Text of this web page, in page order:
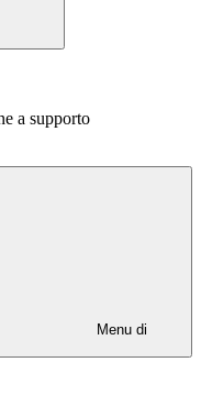
a supporto
Menu di